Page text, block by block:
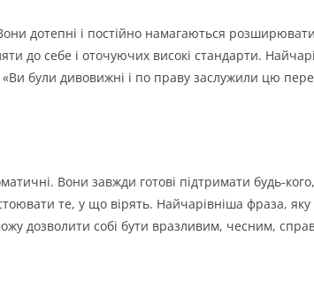
дотепні і постійно намагаються розширювати
до себе і оточуючих високі стандарти.
були дивовижні і по праву заслужили цю
Вони завжди готові підтримати будь-
те, у що вірять. Найчарівніша фраза,
дозволити собі бути вразливим, чесним,